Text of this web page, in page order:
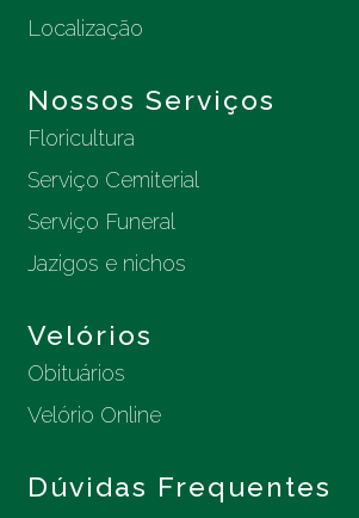
Localização
Nossos Serviços
Floricultura
Serviço Cemiterial
Serviço Funeral
Jazigos e nichos
Velórios
Obituários
Velório Online
Dúvidas Frequentes